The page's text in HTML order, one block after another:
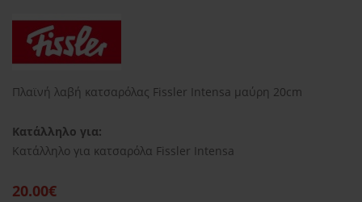
Πλαϊνή λαβή κατσαρόλας Fissler Intensa μαύρη 20cm
Κατάλληλο για:
Κατάλληλο για κατσαρόλα Fissler Intensa
20.00€